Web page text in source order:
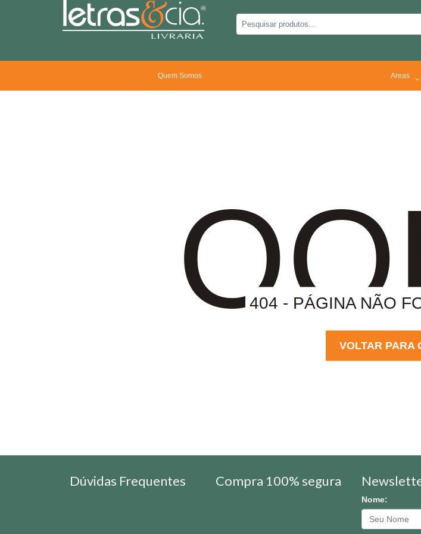
Quem Somos Areas
404 - PÁGINA NÃO
VOLTAR PARA
Dúvidas Frequentes Compra 100% segura
Nome: